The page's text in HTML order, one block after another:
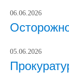
06.06.2026
05.06.2026